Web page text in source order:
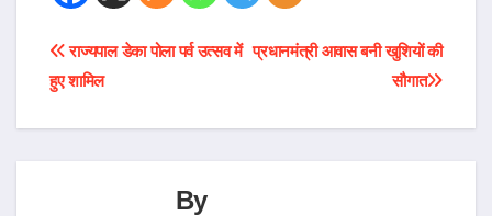
Post
navigation
प्रधानमंत्री आवास बनी खुशियों की
सौगात
राज्यपाल डेका पोला पर्व उत्सव में
हुए शामिल
By